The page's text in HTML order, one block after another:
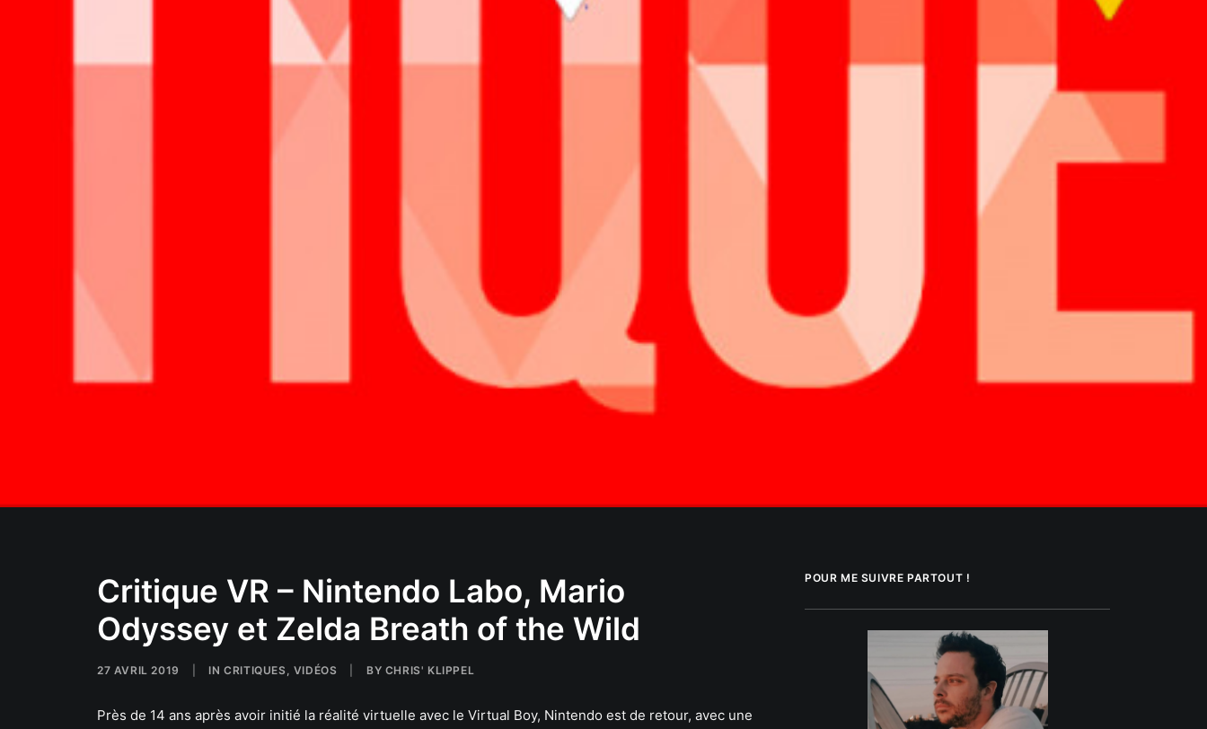
Critique VR – Nintendo Labo, Mario
Odyssey et Zelda Breath of the Wild
27 AVRIL 2019 INCRITIQUES, VIDÉOS BY CHRIS' KLIPPEL
Près de 14 ans après avoir initié la réalité virtuelle avec le Virtual Boy, Nintendo est de retour, avec une
POUR ME SUIVRE PARTOUT !